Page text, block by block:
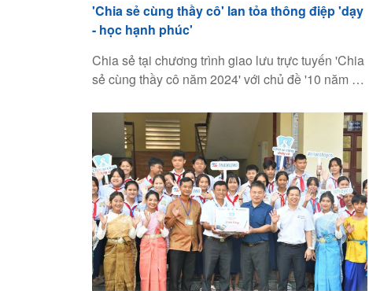
'Chia sẻ cùng thầy cô' lan tỏa thông điệp 'dạy
- học hạnh phúc'
Chia sẻ tại chương trình giao lưu trực tuyến 'Chia
sẻ cùng thầy cô năm 2024' với chủ đề '10 năm kể
rằng cần thêm các chương trình như này để tri ân
nhà giáo.